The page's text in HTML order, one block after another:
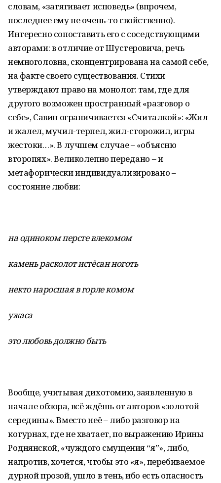
словам, «затягивает исповедь» (впрочем,
последнее ему не очень-то свойственно).
Интересно сопоставить его с соседствующими
авторами: в отличие от Шустеровича, речь
немноголовна, сконцентрирована на самой себе,
на факте своего существования. Стихи
утверждают право на монолог: там, где для
другого возможен пространный «разговор о
себе», Савин ограничивается «Считалкой»: «Жил
и жалел, мучил-терпел, жил-сторожил, игры
жестоки…». В лучшем случае – «объясню
второпях». Великолепно передано – и
метафорически индивидуализировано –
состояние любви:
на одиноком персте влекомом
камень расколот истёсан ноготь
некто наросшая в горле комом
ужаса
это любовь должно быть
Вообще, учитывая дихотомию, заявленную в
начале обзора, всё ждёшь от авторов «золотой
середины». Вместо неё – либо разговор на
котурнах, где не хватает, по выражению Ирины
Роднянской, «чуждого смущения “я”», либо,
напротив, хочется, чтобы это «я», перебиваемое
дурной прозой, ушло в тень, ибо есть опасность